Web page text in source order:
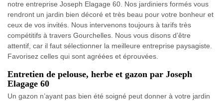
notre entreprise Joseph Elagage 60. Nos jardiniers formés vous
rendront un jardin bien décoré et très beau pour votre bonheur et
ceux de vos invités. Nous intervenons toujours à tarifs très
compétitifs à travers Gourchelles. Nous vous disons d’être
attentif, car il faut sélectionner la meilleure entreprise paysagiste.
Favorisez celles qui sont agréées et éprouvées.
Entretien de pelouse, herbe et gazon par Joseph
Elagage 60
Un gazon n’ayant pas bien été soigné peut donner à votre jardin